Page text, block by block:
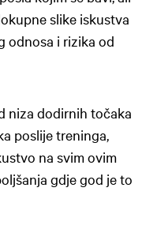
slike iskustva
odnosa i rizika od
niza dodirnih točaka
poslije treninga,
na svim ovim
gdje god je to